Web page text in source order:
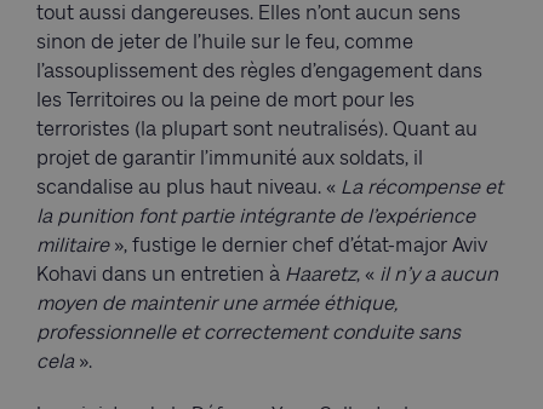
tout aussi dangereuses. Elles n’ont aucun sens
sinon de jeter de l’huile sur le feu, comme
l’assouplissement des règles d’engagement dans
les Territoires ou la peine de mort pour les
terroristes (la plupart sont neutralisés). Quant au
projet de garantir l’immunité aux soldats, il
scandalise au plus haut niveau. « La récompense et
la punition font partie intégrante de l’expérience
militaire», fustige le dernier chef d’état-major Aviv
Kohavi dans un entretien à Haaretz, « il n’y a aucun
moyen de maintenir une armée éthique,
professionnelle et correctement conduite sans
cela ».